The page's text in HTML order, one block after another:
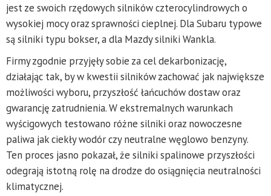
jest ze swoich rzędowych silników czterocylindrowych o
wysokiej mocy oraz sprawności cieplnej. Dla Subaru typowe
są silniki typu bokser, a dla Mazdy silniki Wankla.
Firmy zgodnie przyjęły sobie za cel dekarbonizację,
działając tak, by w kwestii silników zachować jak największe
możliwości wyboru, przyszłość łańcuchów dostaw oraz
gwarancję zatrudnienia. W ekstremalnych warunkach
wyścigowych testowano różne silniki oraz nowoczesne
paliwa jak ciekły wodór czy neutralne węglowo benzyny.
Ten proces jasno pokazał, że silniki spalinowe przyszłości
odegrają istotną rolę na drodze do osiągnięcia neutralności
klimatycznej.